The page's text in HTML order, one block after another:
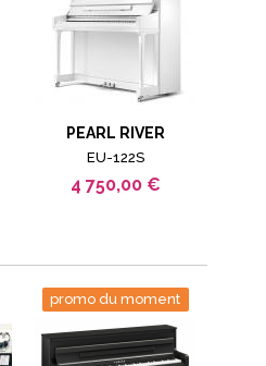
PEARL RIVER
EU-122S
4 750,00 €
promo du moment